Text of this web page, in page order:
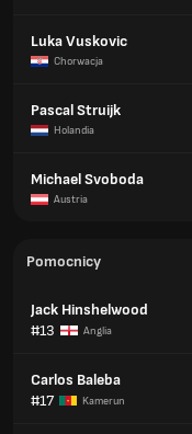
Luka Vuskovic
Chorwacja
Pascal Struijk
Holandia
Michael Svoboda
Austria
Pomocnicy
Jack Hinshelwood
#13
Anglia
Carlos Baleba
#17
Kamerun